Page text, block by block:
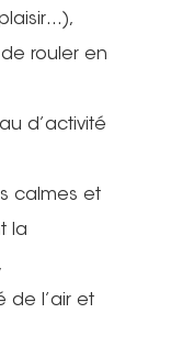
rouler en
d’activité
calmes et
la
de l’air et
2026 : les résultats
Projet et historique
Commissions
sociaux
parle de nous
Bir-Hakeim
Grenoble